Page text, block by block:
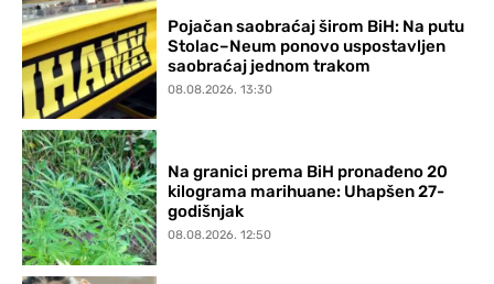
Pojačan saobraćaj širom BiH: Na putu
Stolac–Neum ponovo uspostavljen
saobraćaj jednom trakom
08.08.2026. 13:30
Na granici prema BiH pronađeno 20
kilograma marihuane: Uhapšen 27-
godišnjak
08.08.2026. 12:50